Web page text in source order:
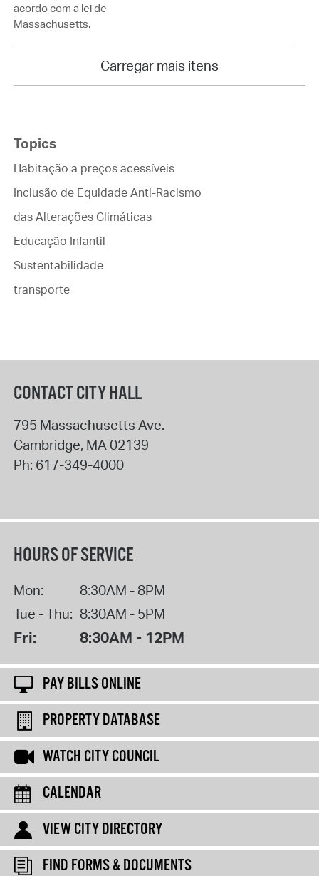
acordo com a lei de
Massachusetts.
Carregar mais itens
Topics
Habitação a preços acessíveis
Inclusão de Equidade Anti-Racismo
das Alterações Climáticas
Educação Infantil
Sustentabilidade
transporte
CONTACT CITY HALL
795 Massachusetts Ave.
Cambridge, MA02139
Ph: 617-349-4000
HOURS OF SERVICE
Mon:
8:30AM - 8PM
Tue - Thu: 8:30AM - 5PM
Fri: 8:30AM - 12PM
PAY BILLS ONLINE
PROPERTY DATABASE
WATCH CITY COUNCIL
CALENDAR
VIEW CITY DIRECTORY
FIND FORMS & DOCUMENTS